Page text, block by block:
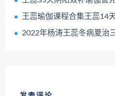
王蕊瑜伽课程合集王蕊14天瑜伽进阶精讲课
2022年杨涛王蕊冬病夏治三伏贴